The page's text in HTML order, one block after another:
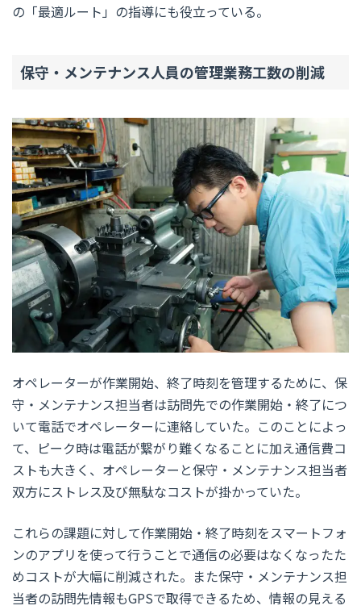
の「最適ルート」の指導にも役立っている。
保守・メンテナンス人員の管理業務工数の削減
オペレーターが作業開始、終了時刻を管理するために、保
守・メンテナンス担当者は訪問先での作業開始・終了につ
いて電話でオペレーターに連絡していた。このことによっ
て、ピーク時は電話が繋がり難くなることに加え通信費コ
ストも大きく、オペレーターと保守・メンテナンス担当者
双方にストレス及び無駄なコストが掛かっていた。
これらの課題に対して作業開始・終了時刻をスマートフォ
ンのアプリを使って行うことで通信の必要はなくなったた
めコストが大幅に削減された。また保守・メンテナンス担
当者の訪問先情報もGPSで取得できるため、情報の見える